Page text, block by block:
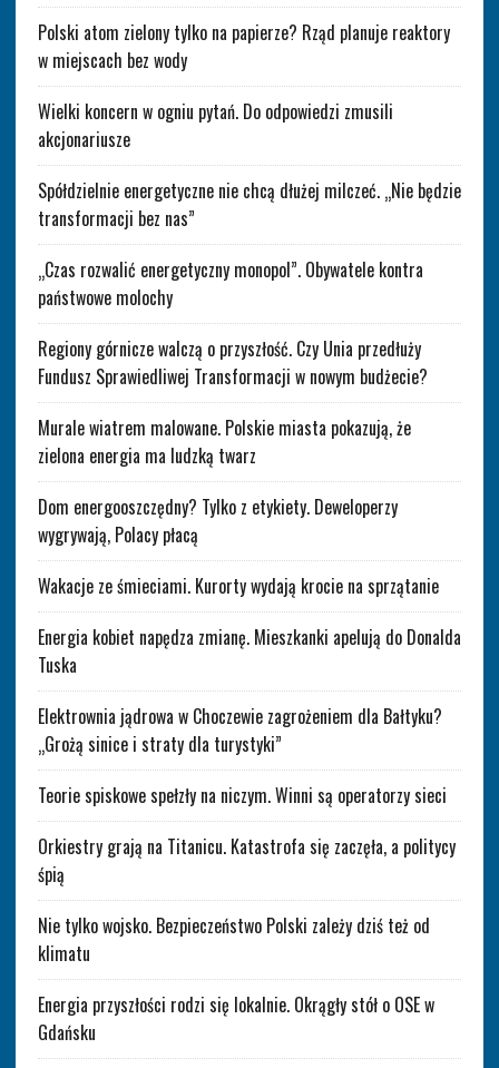
Polski atom zielony tylko na papierze? Rząd planuje reaktory
w miejscach bez wody
Wielki koncern w ogniu pytań. Do odpowiedzi zmusili
akcjonariusze
Spółdzielnie energetyczne nie chcą dłużej milczeć. „Nie będzie
transformacji bez nas”
„Czas rozwalić energetyczny monopol”. Obywatele kontra
państwowe molochy
Regiony górnicze walczą o przyszłość. Czy Unia przedłuży
Fundusz Sprawiedliwej Transformacji w nowym budżecie?
Murale wiatrem malowane. Polskie miasta pokazują, że
zielona energia ma ludzką twarz
Dom energooszczędny? Tylko z etykiety. Deweloperzy
wygrywają, Polacy płacą
Wakacje ze śmieciami. Kurorty wydają krocie na sprzątanie
Energia kobiet napędza zmianę. Mieszkanki apelują do Donalda
Tuska
Elektrownia jądrowa w Choczewie zagrożeniem dla Bałtyku?
„Grożą sinice i straty dla turystyki”
Teorie spiskowe spełzły na niczym. Winni są operatorzy sieci
Orkiestry grają na Titanicu. Katastrofa się zaczęła, a politycy
śpią
Nie tylko wojsko. Bezpieczeństwo Polski zależy dziś też od
klimatu
Energia przyszłości rodzi się lokalnie. Okrągły stół o OSE w
Gdańsku